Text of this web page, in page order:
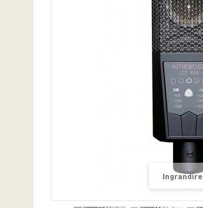
Ingrandire